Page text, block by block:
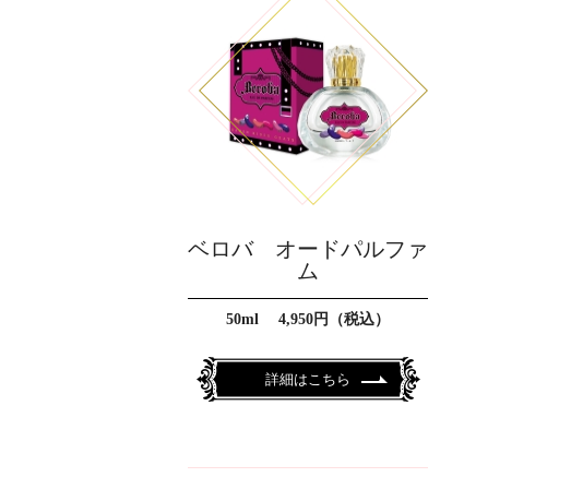
ベロバ オードパルファ
ム
50ml 4,950円（税込）
詳細はこちら